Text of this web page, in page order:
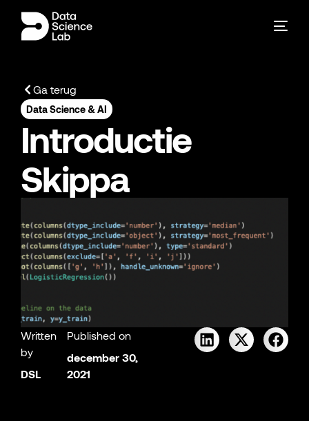
Ga terug
Data Science & AI
Introductie
Skippa
Written
by
DSL
Published on
december 30,
2021